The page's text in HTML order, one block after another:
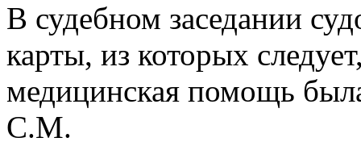
В судебном заседании
карты, из которых
медицинская помощь
С.М.